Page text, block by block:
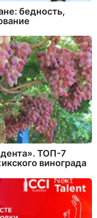
бедность,
ТОП-7
винограда